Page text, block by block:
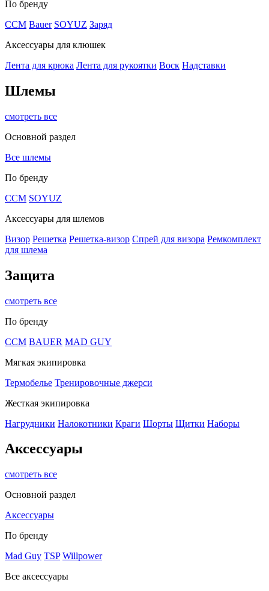
По бренду
CCM Bauer SOYUZ Заряд
Аксессуары для клюшек
Лента для крюка Лента для рукоятки Воск Надставки
Шлемы
смотреть все
Основной раздел
Все шлемы
По бренду
CCM SOYUZ
Аксессуары для шлемов
Визор Решетка Решетка-визор Спрей для визора Ремкомплект
для шлема
Защита
смотреть все
По бренду
CCM BAUER MAD GUY
Мягкая экипировка
Термобелье Тренировочные джерси
Жесткая экипировка
Нагрудники Налокотники Краги Шорты Щитки Наборы
Аксессуары
смотреть все
Основной раздел
Аксессуары
По бренду
Mad Guy TSP Willpower
Все аксессуары